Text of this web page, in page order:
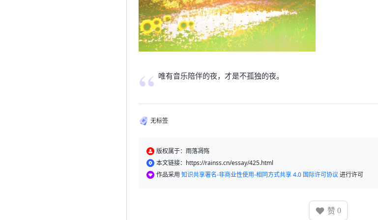
唯有音乐陪伴的夜，才是不孤独的夜。
无标签
版权属于：雨落凋殇
本文链接：https://rainss.cn/essay/425.html
作品采用 知识共享署名-非商业性使用-相同方式共享 4.0 国际许可协议 进行许可
赞 0